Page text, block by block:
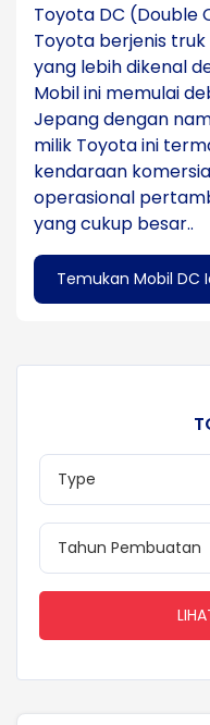
Toyota DC (Double
Toyota berjenis
yang lebih dikenal
Mobil ini memulai
Jepang dengan
milik Toyota ini
kendaraan
operasional
yang cukup besar..
Temukan Mobil DC